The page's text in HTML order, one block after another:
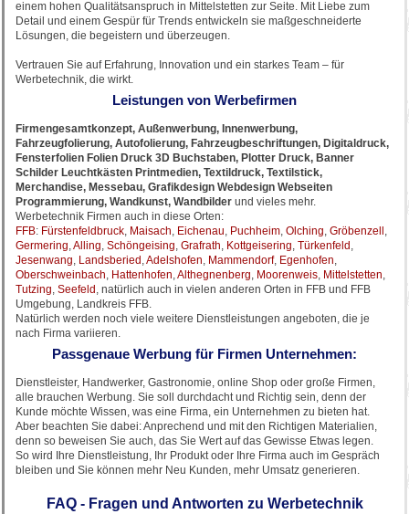
einem hohen Qualitätsanspruch in Mittelstetten zur Seite. Mit Liebe zum
Detail und einem Gespür für Trends entwickeln sie maßgeschneiderte
Lösungen, die begeistern und überzeugen.
Vertrauen Sie auf Erfahrung, Innovation und ein starkes Team – für
Werbetechnik, die wirkt.
Leistungen von Werbefirmen
Firmengesamtkonzept, Außenwerbung, Innenwerbung,
Fahrzeugfolierung, Autofolierung, Fahrzeugbeschriftungen, Digitaldruck,
Fensterfolien Folien Druck 3D Buchstaben, Plotter Druck, Banner
Schilder Leuchtkästen Printmedien, Textildruck, Textilstick,
Merchandise, Messebau, Grafikdesign Webdesign Webseiten
Programmierung, Wandkunst, Wandbilder und vieles mehr.
Werbetechnik Firmen auch in diese Orten:
FFB: Fürstenfeldbruck, Maisach, Eichenau, Puchheim, Olching, Gröbenzell ,
Germering,Alling, Schöngeising, Grafrath, Kottgeisering, Türkenfeld ,
Jesenwang, Landsberied ,Adelshofen, Mammendorf, Egenhofen,
Oberschweinbach, Hattenhofen,Althegnenberg, Moorenweis, Mittelstetten,
Tutzing, Seefeld , natürlich auch in vielen anderen Orten in FFB und FFB
Umgebung, Landkreis FFB.
Natürlich werden noch viele weitere Dienstleistungen angeboten, die je
nach Firma variieren.
Passgenaue Werbung für Firmen Unternehmen:
Dienstleister, Handwerker, Gastronomie, online Shop oder große Firmen,
alle brauchen Werbung. Sie soll durchdacht und Richtig sein, denn der
Kunde möchte Wissen, was eine Firma, ein Unternehmen zu bieten hat.
Aber beachten Sie dabei: Anprechend und mit den Richtigen Materialien,
denn so beweisen Sie auch, das Sie Wert auf das Gewisse Etwas legen.
So wird Ihre Dienstleistung, Ihr Produkt oder Ihre Firma auch im Gespräch
bleiben und Sie können mehr Neu Kunden, mehr Umsatz generieren.
FAQ - Fragen und Antworten zu Werbetechnik